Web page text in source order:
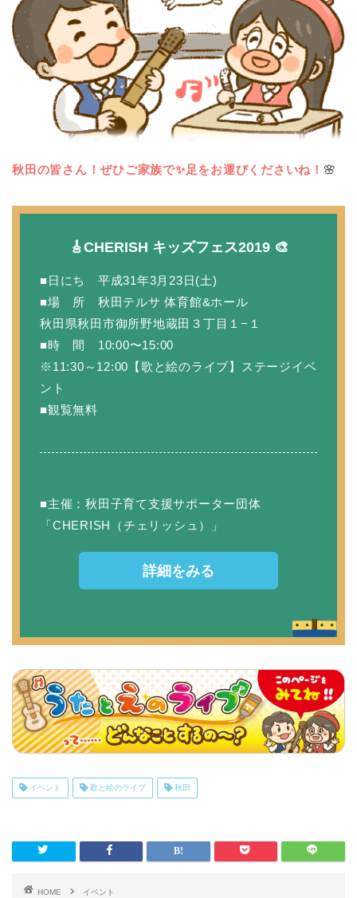
秋田の皆さん！ぜひご家族で✨足をお運びくださいね！ 🌸
🎸CHERISH キッズフェス2019 🎨
■日にち 平成31年3月23日(土)
■場 所 秋田テルサ 体育館&ホール
秋田県秋田市御所野地蔵田３丁目１−１
■時 間 10:00〜15:00
※11:30～12:00【歌と絵のライブ】ステージイベ
ント
■観覧無料
■主催：秋田子育て支援サポーター団体
「CHERISH（チェリッシュ）」
詳細をみる
イベント 歌と絵のライブ 秋田
HOME イベント